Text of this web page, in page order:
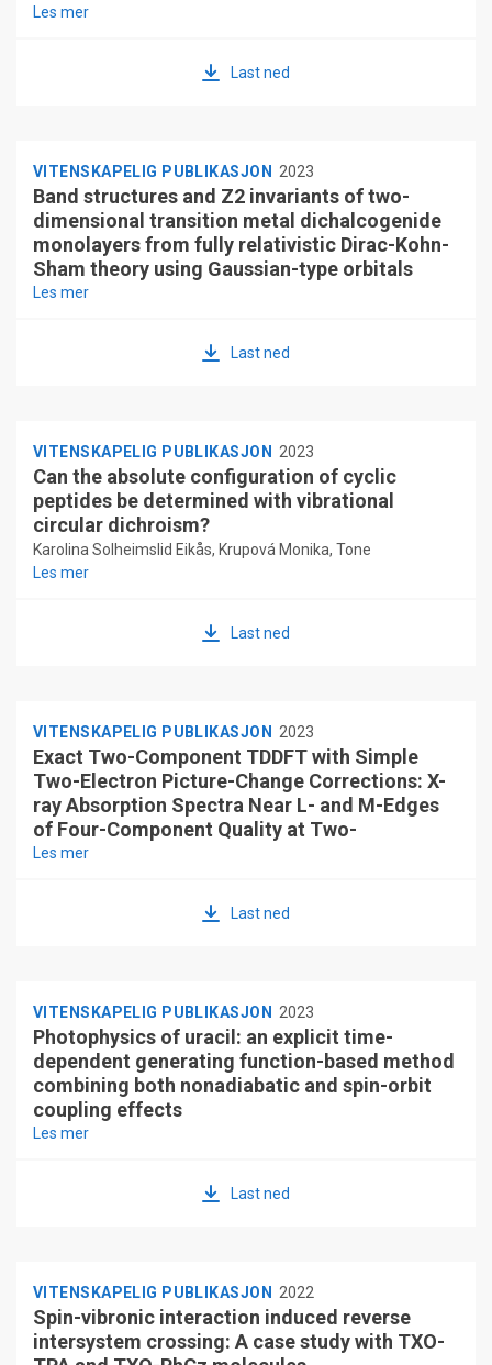
Kenneth Ruud
Les mer
Last ned
VITENSKAPELIG PUBLIKASJON 2023
Band structures and Z2 invariants of two-
dimensional transition metal dichalcogenide
monolayers from fully relativistic Dirac-Kohn-
Sham theory using Gaussian-type orbitals
Marius Kadek, Baokai Wang, Marc Joosten, Wei-Chi Chiu,
Les mer
Last ned
VITENSKAPELIG PUBLIKASJON 2023
Can the absolute configuration of cyclic
peptides be determined with vibrational
circular dichroism?
Karolina Solheimslid Eikås, Krupová Monika, Tone
Kristoffersen, Maarten Beerepoot, Kenneth Ruud
Les mer
Last ned
VITENSKAPELIG PUBLIKASJON 2023
Exact Two-Component TDDFT with Simple
Two-Electron Picture-Change Corrections: X-
ray Absorption Spectra Near L- and M-Edges
of Four-Component Quality at Two-
Component Cost
Les mer
Last ned
VITENSKAPELIG PUBLIKASJON 2023
Photophysics of uracil: an explicit time-
dependent generating function-based method
combining both nonadiabatic and spin-orbit
coupling effects
Pijush Karak, Torsha Moitra, Kenneth Ruud, Swapan
Les mer
Last ned
VITENSKAPELIG PUBLIKASJON 2022
Spin-vibronic interaction induced reverse
intersystem crossing: A case study with TXO-